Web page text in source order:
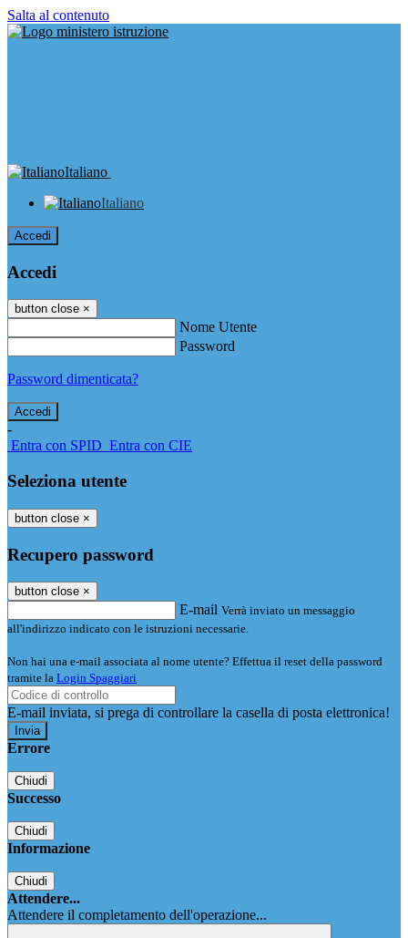
Salta al contenuto
Italiano
Italiano
Accedi
Accedi
button close ×
Nome Utente
Password
Password dimenticata?
-
Entra con SPID Entra con CIE
Seleziona utente
button close ×
Recupero password
button close ×
E-mail Verrà inviato un messaggio
all'indirizzo indicato con le istruzioni necessarie.
Non hai una e-mail associata al nome utente? Effettua il reset della password
tramite la Login Spaggiari
E-mail inviata, si prega di controllare la casella di posta elettronica!
Errore
Chiudi
Successo
Chiudi
Informazione
Chiudi
Attendere...
Attendere il completamento dell'operazione...